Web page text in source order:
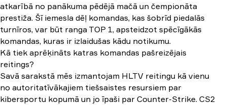
atkarībā no panākuma pēdējā mačā un čempionāta
prestiža. Šī iemesla dēļ komandas, kas šobrīd piedalās
turnīros, var būt ranga TOP 1, apsteidzot spēcīgākās
komandas, kuras ir izlaidušas kādu notikumu.
Kā tiek aprēķināts katras komandas pašreizējais
reitings?
Savā sarakstā mēs izmantojam HLTV reitingu kā vienu
no autoritatīvākajiem tiešsaistes resursiem par
kibersportu kopumā un jo īpaši par Counter-Strike. СS2